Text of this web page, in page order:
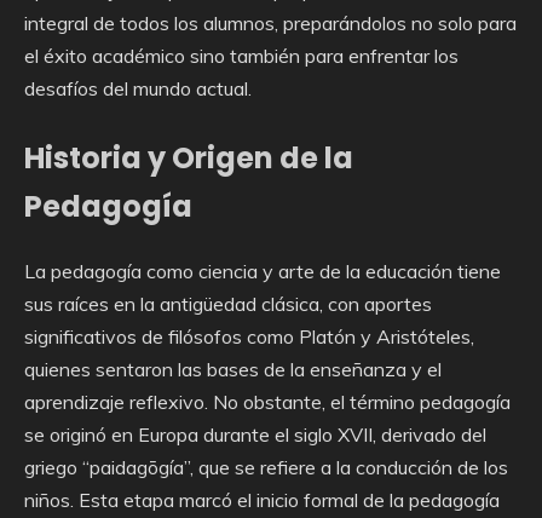
integral de todos los alumnos, preparándolos no solo para
el éxito académico sino también para enfrentar los
desafíos del mundo actual.
Historia y Origen de la
Pedagogía
La pedagogía como ciencia y arte de la educación tiene
sus raíces en la antigüedad clásica, con aportes
significativos de filósofos como Platón y Aristóteles,
quienes sentaron las bases de la enseñanza y el
aprendizaje reflexivo. No obstante, el término pedagogía
se originó en Europa durante el siglo XVII, derivado del
griego “paidagōgía”, que se refiere a la conducción de los
niños. Esta etapa marcó el inicio formal de la pedagogía